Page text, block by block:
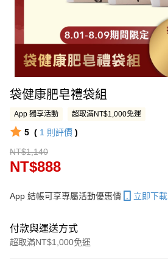
袋健康肥皂禮袋組
App 獨享活動 超取滿NT$1,000免運
5 ( 1 則評價 )
NT$1,140
NT$888
App 結帳可享專屬活動優惠價 立即下載
付款與運送方式
超取滿NT$1,000免運